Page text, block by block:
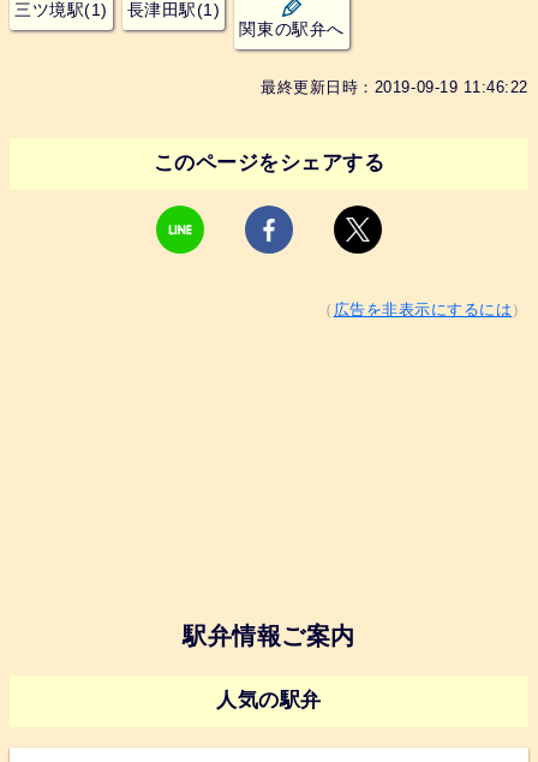
三ツ境駅(1)
長津田駅(1)
関東の駅弁へ
最終更新日時：2019-09-19 11:46:22
このページをシェアする
（ 広告を非表示にするには ）
駅弁情報ご案内
人気の駅弁